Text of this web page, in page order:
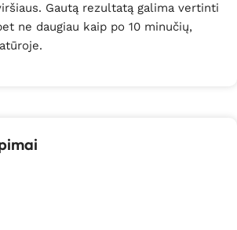
Gautą rezultatą galima vertinti
ne daugiau kaip po 10 minučių,